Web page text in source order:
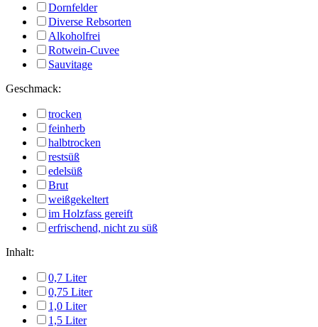
Dornfelder
Diverse Rebsorten
Alkoholfrei
Rotwein-Cuvee
Sauvitage
Geschmack:
trocken
feinherb
halbtrocken
restsüß
edelsüß
Brut
weißgekeltert
im Holzfass gereift
erfrischend, nicht zu süß
Inhalt:
0,7 Liter
0,75 Liter
1,0 Liter
1,5 Liter